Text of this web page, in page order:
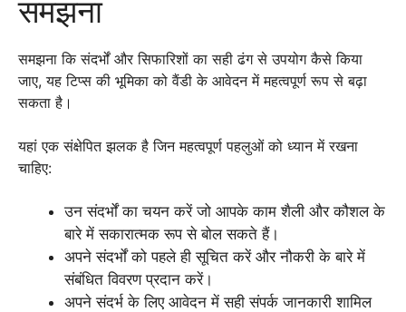
समझना
समझना कि संदर्भों और सिफारिशों का सही ढंग से उपयोग कैसे किया
जाए, यह टिप्स की भूमिका को वैंडी के आवेदन में महत्वपूर्ण रूप से बढ़ा
सकता है।
यहां एक संक्षेपित झलक है जिन महत्वपूर्ण पहलुओं को ध्यान में रखना
चाहिए:
उन संदर्भों का चयन करें जो आपके काम शैली और कौशल के
बारे में सकारात्मक रूप से बोल सकते हैं।
अपने संदर्भों को पहले ही सूचित करें और नौकरी के बारे में
संबंधित विवरण प्रदान करें।
अपने संदर्भ के लिए आवेदन में सही संपर्क जानकारी शामिल